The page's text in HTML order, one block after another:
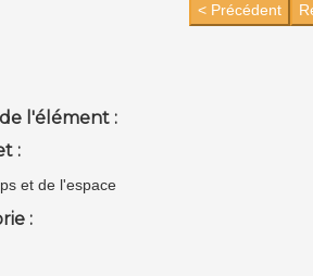
< Précédent
l'élément :
:
et de l'espace
: